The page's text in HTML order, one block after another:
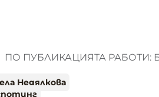
ПО ПУБЛИКАЦИЯТА РАБОТИ:
Недялкова